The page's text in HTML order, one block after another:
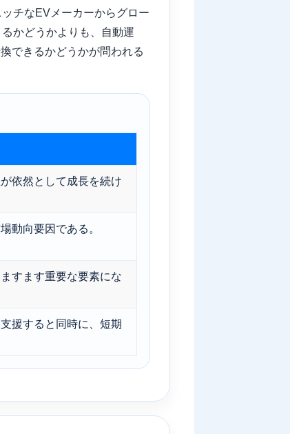
チなEVメーカーからグロー
かどうかよりも、自動運
できるかどうかが問われる
依然として成長を続け
動向要因である。
すます重要な要素にな
援すると同時に、短期